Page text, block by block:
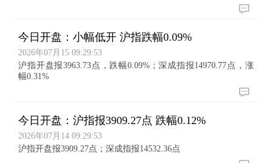
今日开盘：小幅低开 沪指跌幅0.09%
2026年07月15 09:29:53
沪指开盘报3963.73点，跌幅0.09%；深成指报14970.77点，涨
幅0.31%
今日开盘：沪指报3909.27点 跌幅0.12%
2026年07月14 09:29:53
沪指开盘报3909.27点；深成指报14532.36点